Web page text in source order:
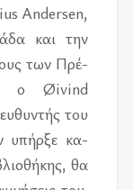
Andersen,
και την
των Πρέ­
ο Øivind
του
υπήρ­ξε κα­
θα